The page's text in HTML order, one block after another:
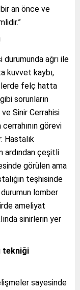
an önce ve
durumunda ağrı ile
kuvvet kaybı,
felç hatta
sorunların
Sinir Cerrahisi
görevi
Hastalık
ardından çeşitli
görülen ama
teşhisinde
lomber
ameliyat
sinirlerin yer
tekniği
sayesinde